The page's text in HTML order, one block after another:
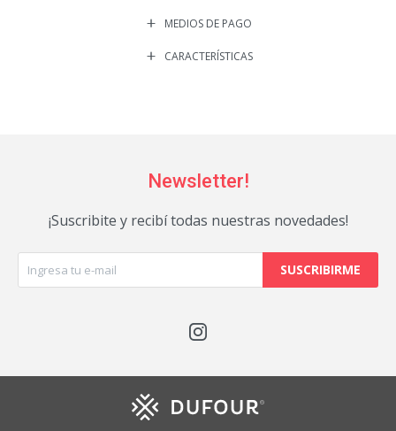
MEDIOS DE PAGO
CARACTERÍSTICAS
Newsletter!
¡Suscribite y recibí todas nuestras novedades!
SUSCRIBIRME
